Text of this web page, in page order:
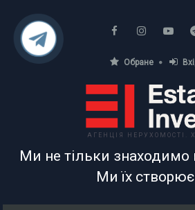
Обране
АГЕНЦІЯ НЕРУХОМОСТІ.
Ми не тільки знаходимо
Ми їх